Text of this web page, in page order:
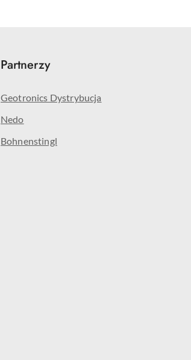
Partnerzy
Geotronics Dystrybucja
Nedo
Bohnenstingl